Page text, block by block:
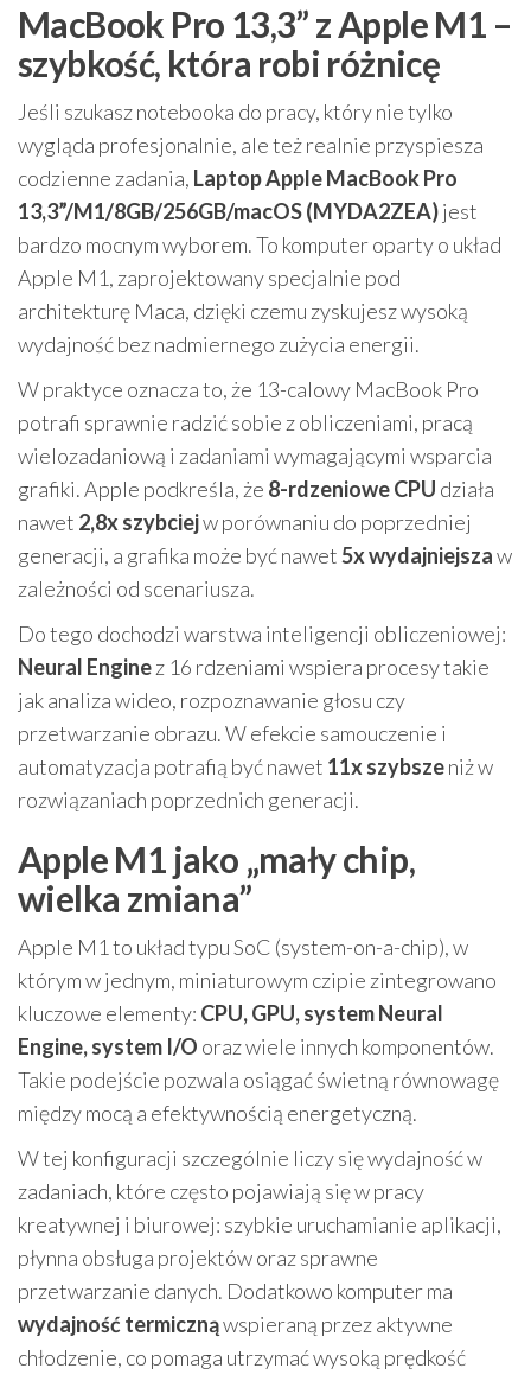
MacBook Pro 13,3” z Apple M1 –
szybkość, która robi różnicę
Jeśli szukasz notebooka do pracy, który nie tylko
wygląda profesjonalnie, ale też realnie przyspiesza
codzienne zadania, Laptop Apple MacBook Pro
13,3”/M1/8GB/256GB/macOS (MYDA2ZEA)jest
bardzo mocnym wyborem. To komputer oparty o układ
Apple M1, zaprojektowany specjalnie pod
architekturę Maca, dzięki czemu zyskujesz wysoką
wydajność bez nadmiernego zużycia energii.
W praktyce oznacza to, że 13-calowy MacBook Pro
potrafi sprawnie radzić sobie z obliczeniami, pracą
wielozadaniową i zadaniami wymagającymi wsparcia
grafiki. Apple podkreśla, że 8-rdzeniowe CPU działa
nawet 2,8x szybciejw porównaniu do poprzedniej
generacji, a grafika może być nawet5x wydajniejszaw
zależności od scenariusza.
Do tego dochodzi warstwa inteligencji obliczeniowej:
Neural Enginez 16 rdzeniami wspiera procesy takie
jak analiza wideo, rozpoznawanie głosu czy
przetwarzanie obrazu. W efekcie samouczenie i
automatyzacja potrafią być nawet 11x szybszeniż w
rozwiązaniach poprzednich generacji.
Apple M1 jako „mały chip,
wielka zmiana”
Apple M1 to układ typu SoC (system-on-a-chip), w
którym w jednym, miniaturowym czipie zintegrowano
kluczowe elementy: CPU, GPU, system Neural
Engine, system I/O oraz wiele innych komponentów.
Takie podejście pozwala osiągać świetną równowagę
między mocą a efektywnością energetyczną.
W tej konfiguracji szczególnie liczy się wydajność w
zadaniach, które często pojawiają się w pracy
kreatywnej i biurowej: szybkie uruchamianie aplikacji,
płynna obsługa projektów oraz sprawne
przetwarzanie danych. Dodatkowo komputer ma
wydajność termicznąwspieraną przez aktywne
chłodzenie, co pomaga utrzymać wysoką prędkość